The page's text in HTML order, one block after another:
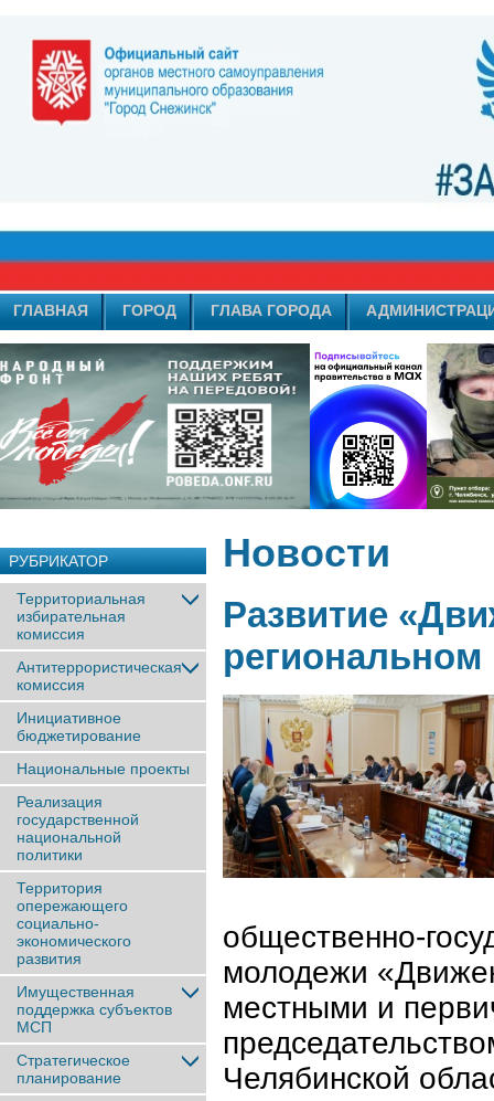
ГЛАВНАЯ ГОРОД ГЛАВА ГОРОДА
РУБРИКАТОР
Территориальная
избирательная
комиссия
Антитеррористическая
комиссия
Инициативное
бюджетирование
Национальные проекты
Реализация
государственной
национальной
политики
Территория
опережающего
социально-
экономического
развития
Имущественная
поддержка субъектов
МСП
Стратегическое
планирование
Новости
Развитие
общественно-
молодежи
местными и
Челябинской